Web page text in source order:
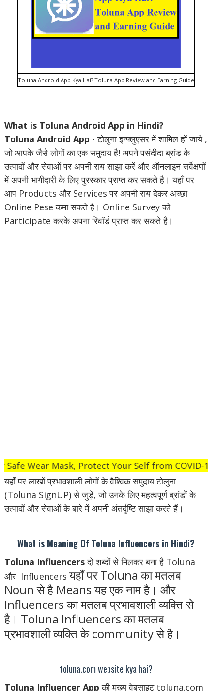
Toluna Android App Kya Hai? Toluna App Review and Earning Guide
What is Toluna Android App in Hindi?
Toluna Android App - टोलुना इन्फ्लुएंसर में शामिल हों जाये ,
जो आपके जैसे लोगों का एक समुदाय है! अपने पसंदीदा ब्रांड के
उत्पादों और सेवाओं पर अपनी राय साझा करें और ऑनलाइन सर्वेक्षणों
में अपनी भागीदारी के लिए पुरस्कार प्राप्त कर सकते है। यहाँ पर
आप Products और Services पर अपनी राय देकर अच्छा
Online Pese कमा सकते है। Online Survey को
Participate करके अपना रिवॉर्ड प्राप्त कर सकते है।
Mask, Protect Your Self from COVID-19 Thanks
यहाँ पर लाखों प्रभावशाली लोगों के वैश्विक समुदाय टोलुना
(Toluna SignUP) से जुड़ें, जो उनके लिए महत्वपूर्ण ब्रांडों के
उत्पादों और सेवाओं के बारे में अपनी अंतर्दृष्टि साझा करते हैं।
What is Meaning Of Toluna Influencers in Hindi?
Toluna Influencersदो शब्दों से मिलकर बना है Toluna
और Influencersयहाँ पर Toluna का मतलब
Noun से है Means यह एक नाम है। और
Influencers का मतलब प्रभावशाली व्यक्ति से
है। Toluna Influencers का मतलब
प्रभावशाली व्यक्ति के community से है।
toluna.com website kya hai?
Toluna Influencer App की मुख्य वेबसाइट toluna.com